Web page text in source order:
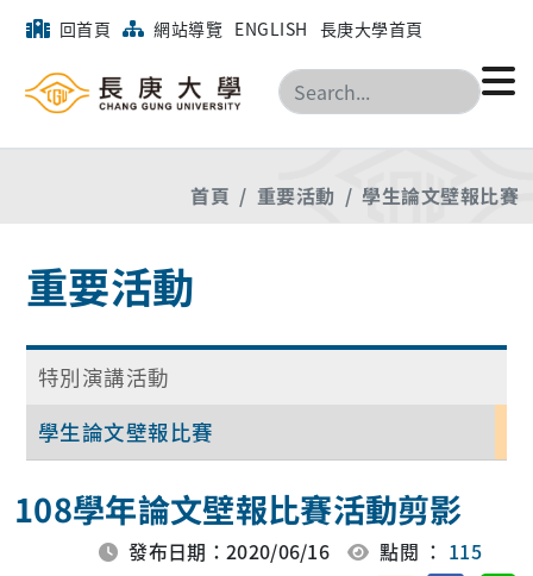
回首頁 網站導覽 ENGLISH 長庚大學首頁
搜尋
首頁 重要活動 學生論文壁報比賽
重要活動
特別演講活動
學生論文壁報比賽
108學年論文壁報比賽活動剪影
發布日期：2020/06/16 點閱 ： 115